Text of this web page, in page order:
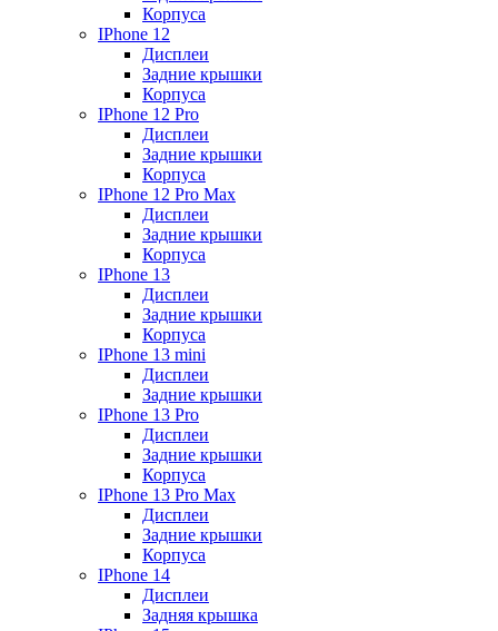
Корпуса
IPhone 12
Дисплеи
Задние крышки
Корпуса
IPhone 12 Pro
Дисплеи
Задние крышки
Корпуса
IPhone 12 Pro Max
Дисплеи
Задние крышки
Корпуса
IPhone 13
Дисплеи
Задние крышки
Корпуса
IPhone 13 mini
Дисплеи
Задние крышки
IPhone 13 Pro
Дисплеи
Задние крышки
Корпуса
IPhone 13 Pro Max
Дисплеи
Задние крышки
Корпуса
IPhone 14
Дисплеи
Задняя крышка